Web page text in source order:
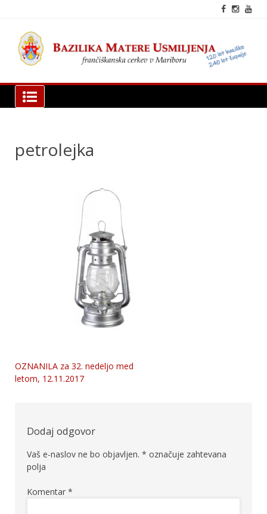
content
Bazilika Matere Usmiljenja
petrolejka
Navigacija
OZNANILA za 32. nedeljo med
letom, 12.11.2017
Dodaj odgovor
Vaš e-naslov ne bo objavljen. * označuje zahtevana
polja
Komentar *